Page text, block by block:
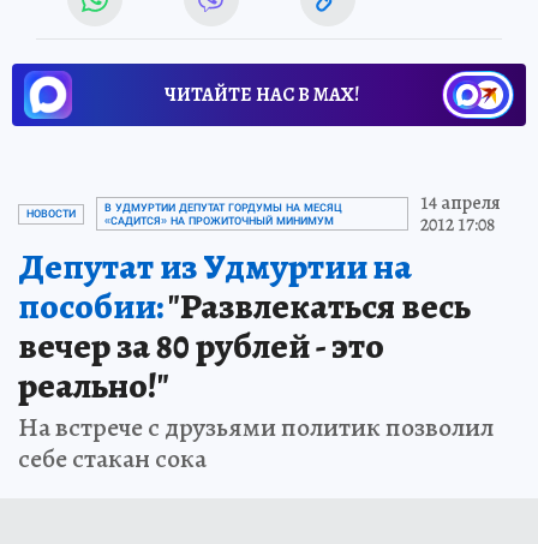
ЧИТАЙТЕ НАС В МАХ!
НОВОСТИ
В УДМУРТИИ ДЕПУТАТ ГОРДУМЫ НА МЕСЯЦ
«САДИТСЯ» НА ПРОЖИТОЧНЫЙ МИНИМУМ
14 апреля
2012 17:08
Депутат из Удмуртии на
пособии:"Развлекаться весь
вечер за 80 рублей - это
реально!"
На встрече с друзьями политик позволил
себе стакан сока